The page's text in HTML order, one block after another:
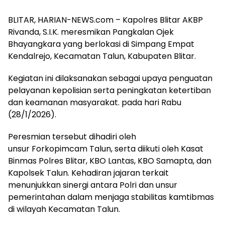
BLITAR, HARIAN-NEWS.com – Kapolres Blitar AKBP
Rivanda, S.I.K. meresmikan Pangkalan Ojek
Bhayangkara yang berlokasi di Simpang Empat
Kendalrejo, Kecamatan Talun, Kabupaten Blitar.
Kegiatan ini dilaksanakan sebagai upaya penguatan
pelayanan kepolisian serta peningkatan ketertiban
dan keamanan masyarakat. pada hari Rabu
(28/1/2026).
Peresmian tersebut dihadiri oleh
unsur Forkopimcam Talun, serta diikuti oleh Kasat
Binmas Polres Blitar, KBO Lantas, KBO Samapta, dan
Kapolsek Talun. Kehadiran jajaran terkait
menunjukkan sinergi antara Polri dan unsur
pemerintahan dalam menjaga stabilitas kamtibmas
di wilayah Kecamatan Talun.